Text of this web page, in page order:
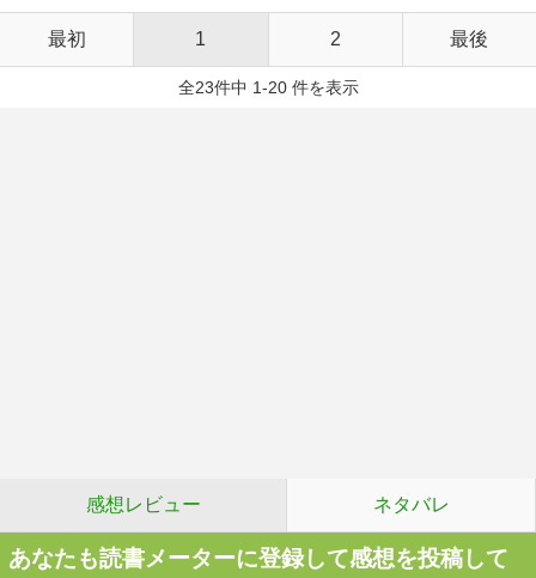
最初 1 2 最後
全23件中 1-20 件を表示
感想レビュー ネタバレ
あなたも読書メーターに登録して感想を投稿して